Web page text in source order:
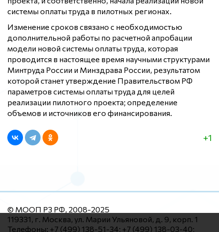
системы оплаты труда в пилотных регионах.
Изменение сроков связано с необходимостью
дополнительной работы по расчетной апробации
модели новой системы оплаты труда, которая
проводится в настоящее время научными структурами
Минтруда России и Минздрава России, результатом
которой станет утверждение Правительством РФ
параметров системы оплаты труда для целей
реализации пилотного проекта; определение
объемов и источников его финансирования.
+1
© МООП РЗ РФ, 2008-2025
119331, г. Москва, ул. Марии Ульяновой, д. 9, корп. 1
Телефоны: +7 (499) 138-51-34; +7 (499) 138-03-40;